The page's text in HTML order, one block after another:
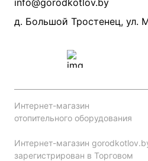
Прайс по монтажу систем
Проект систем отопления
info@gorodkotlov.by
д. Большой Тростенец, ул.
Интернет-магазин
отопительного оборудования
Интернет-магазин
зарегистрирован в Торговом